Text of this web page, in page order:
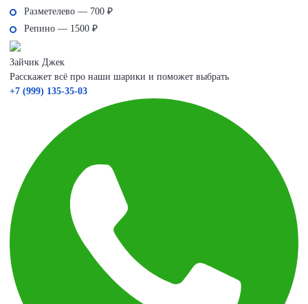
Разметелево — 700 ₽
Репино — 1500 ₽
Зайчик Джек
Расскажет всё про наши шарики и поможет выбрать
+7 (999) 135-35-03